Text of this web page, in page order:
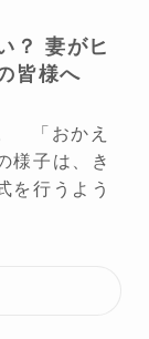
？ 妻がヒ
皆様へ
「おかえ
様子は、き
を行うよう